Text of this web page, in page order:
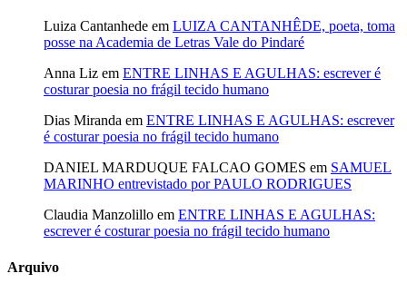
Luiza Cantanhede em LUIZA CANTANHÊDE, poeta, toma
posse na Academia de Letras Vale do Pindaré
Anna Liz em ENTRE LINHAS E AGULHAS: escrever é
costurar poesia no frágil tecido humano
Dias Miranda em ENTRE LINHAS E AGULHAS: escrever
é costurar poesia no frágil tecido humano
DANIEL MARDUQUE FALCAO GOMES em SAMUEL
MARINHO entrevistado por PAULO RODRIGUES
Claudia Manzolillo em ENTRE LINHAS E AGULHAS:
escrever é costurar poesia no frágil tecido humano
Arquivo